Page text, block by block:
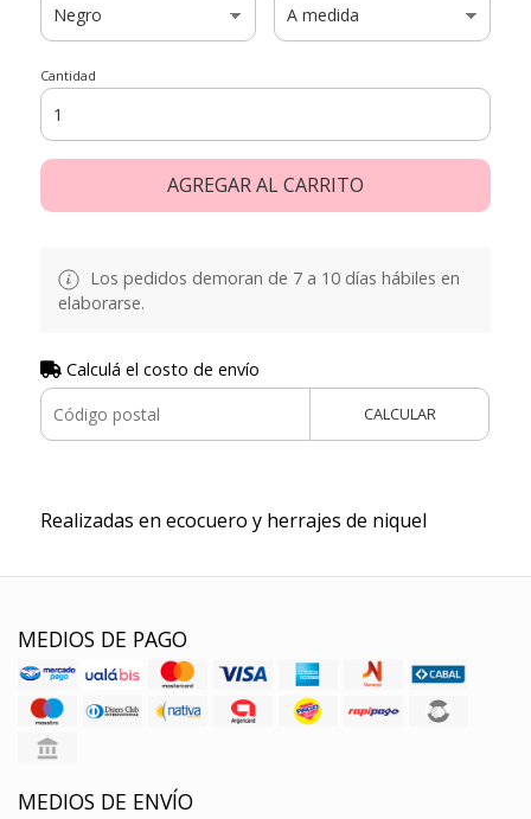
Cantidad
AGREGAR AL CARRITO
Los pedidos demoran de 7 a 10 días hábiles en
elaborarse.
Calculá el costo de envío
CALCULAR
Realizadas en ecocuero y herrajes de niquel
MEDIOS DE PAGO
MEDIOS DE ENVÍO